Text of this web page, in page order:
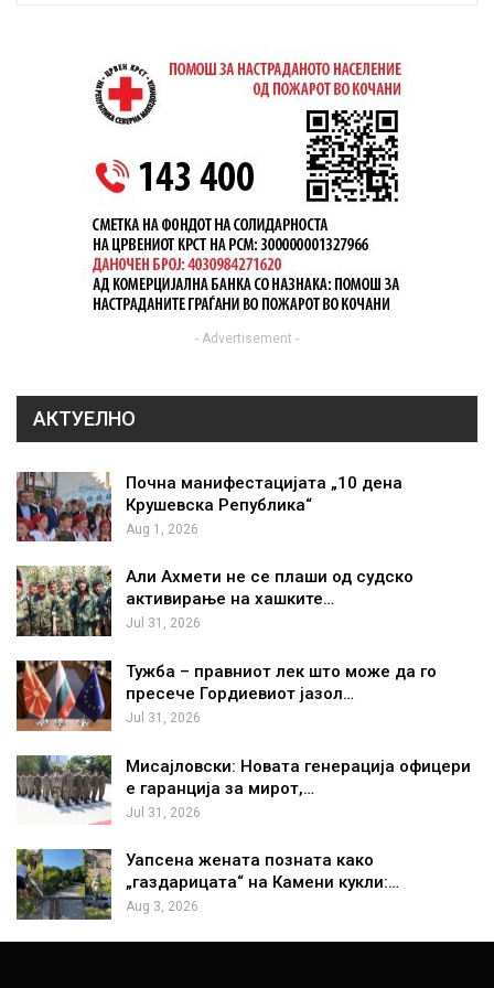
- Advertisement -
АКТУЕЛНО
Почна манифестацијата „10 дена
Крушевска Република“
Aug 1, 2026
Али Ахмети не се плаши од судско
активирање на хашките…
Jul 31, 2026
Тужба – правниот лек што може да го
пресече Гордиевиот јазол…
Jul 31, 2026
Мисајловски: Новата генерација офицери
е гаранција за мирот,…
Jul 31, 2026
Уапсена жената позната како
„газдарицата“ на Камени кукли:…
Aug 3, 2026